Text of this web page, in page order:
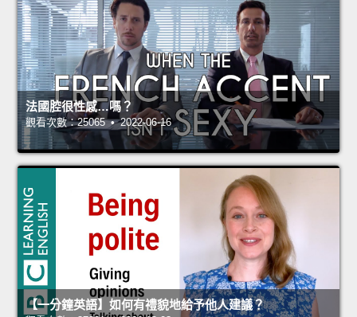
法國腔很性感…嗎？
觀看次數：25065 • 2022-06-16
【一分鐘英語】如何有禮貌地給予他人建議？